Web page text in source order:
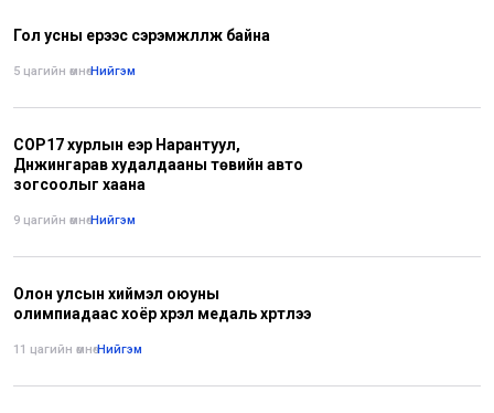
Гол усны үерээс сэрэмжлүүлж байна
5 цагийн өмнө•Нийгэм
COP17 хурлын үеэр Нарантуул,
Дүнжингарав худалдааны төвийн авто
зогсоолыг хаана
9 цагийн өмнө•Нийгэм
Олон улсын хиймэл оюуны
олимпиадаас хоёр хүрэл медаль хүртлээ
11 цагийн өмнө•Нийгэм